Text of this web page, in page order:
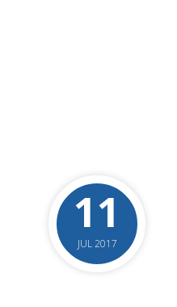
11
JUL 2017